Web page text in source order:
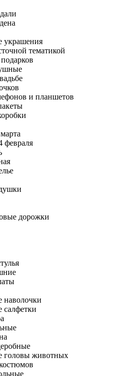
украшения
тематикой
и планшетов
февраля
дорожки
наволочки
салфетки
головы животных